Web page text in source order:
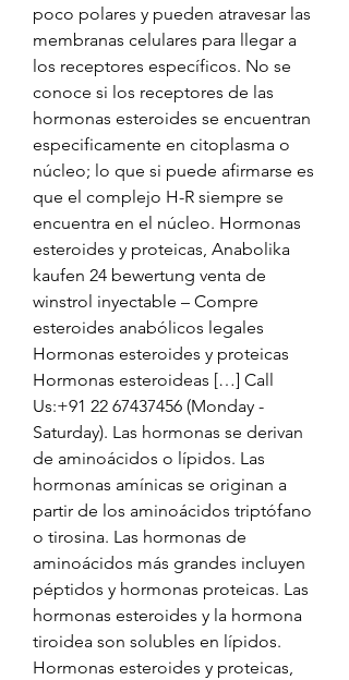
poco polares y pueden atravesar las
membranas celulares para llegar a
los receptores específicos. No se
conoce si los receptores de las
hormonas esteroides se encuentran
especificamente en citoplasma o
núcleo; lo que si puede afirmarse es
que el complejo H-R siempre se
encuentra en el núcleo. Hormonas
esteroides y proteicas, Anabolika
kaufen 24 bewertung venta de
winstrol inyectable – Compre
esteroides anabólicos legales
Hormonas esteroides y proteicas
Hormonas esteroideas […] Call
Us:+91 22 67437456 (Monday -
Saturday). Las hormonas se derivan
de aminoácidos o lípidos. Las
hormonas amínicas se originan a
partir de los aminoácidos triptófano
o tirosina. Las hormonas de
aminoácidos más grandes incluyen
péptidos y hormonas proteicas. Las
hormonas esteroides y la hormona
tiroidea son solubles en lípidos.
Hormonas esteroides y proteicas,